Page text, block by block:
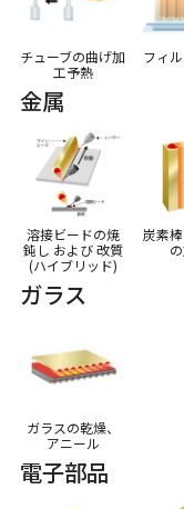
チューブの曲げ加
工予熱
フィ
金属
溶接ビードの焼
鈍し および 改質
(ハイブリッド)
炭素
ガラス
ガラスの乾燥、
アニール
電子部品